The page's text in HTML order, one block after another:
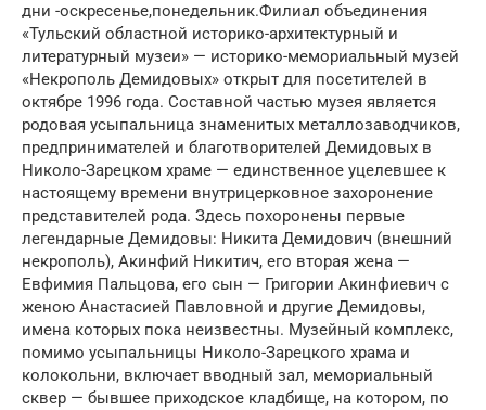
дни -оскресенье,понедельник.Филиал объединения
«Тульский областной историко-архитектурный и
литературный музеи» — историко-мемориальный музей
«Некрополь Демидовых» открыт для посетителей в
октябре 1996 года. Составной частью музея является
родовая усыпальница знаменитых металлозаводчиков,
предпринимателей и благотворителей Демидовых в
Николо-Зарецком храме — единственное уцелевшее к
настоящему времени внутрицерковное захоронение
представителей рода. Здесь похоронены первые
легендарные Демидовы: Никита Демидович (внешний
некрополь), Акинфий Никитич, его вторая жена —
Евфимия Пальцова, его сын — Григории Акинфиевич с
женою Анастасией Павловной и другие Демидовы,
имена которых пока неизвестны. Музейный комплекс,
помимо усыпальницы Николо-Зарецкого храма и
колокольни, включает вводный зал, мемориальный
сквер — бывшее приходское кладбище, на котором, по